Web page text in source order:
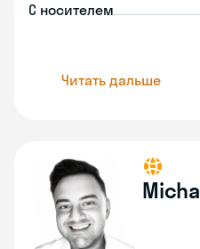
С носителем
Читать дальше